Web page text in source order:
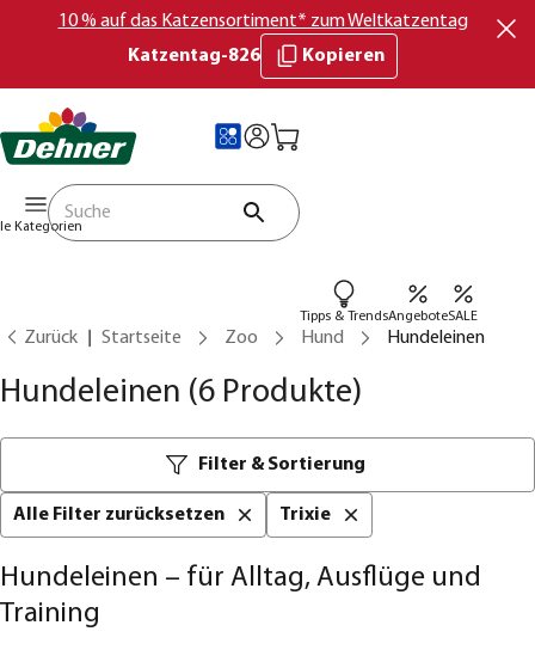
10 % auf das Katzensortiment* zum Weltkatzentag
Katzentag-826
Kopieren
Kategorien
Tipps & TrendsAngeboteSALE
Zurück Startseite Zoo Hund Hundeleinen
Hundeleinen (6 Produkte)
Filter & Sortierung
Alle Filter zurücksetzen Trixie
Hundeleinen – für Alltag, Ausflüge und
Training